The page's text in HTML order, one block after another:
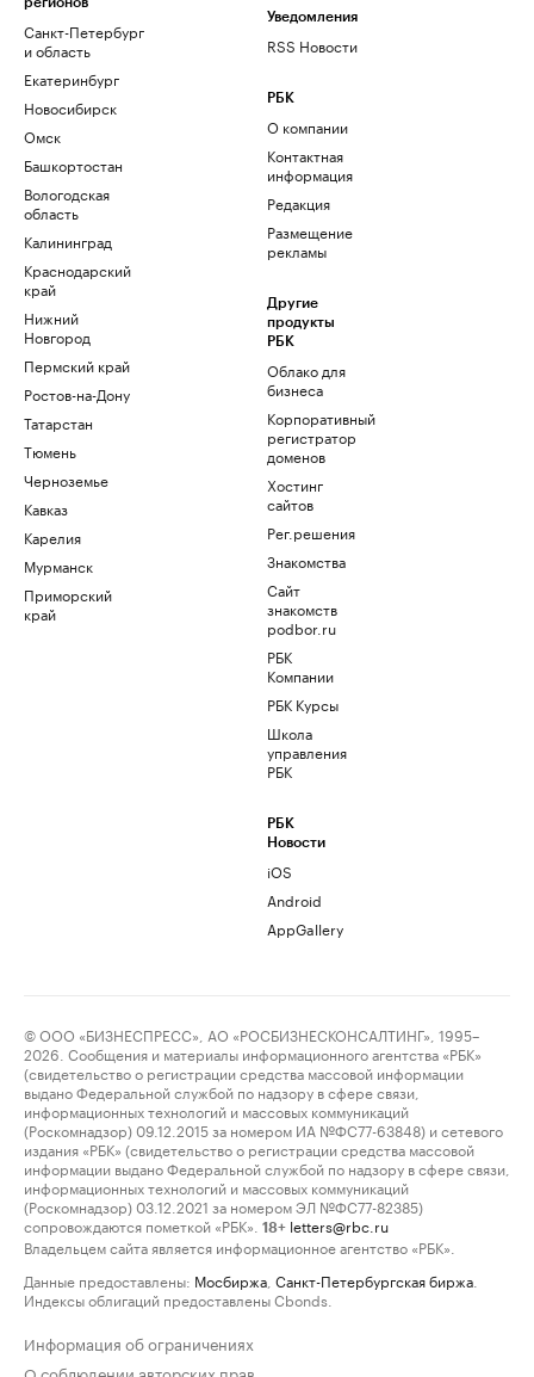
Санкт-Петербург
и область
Екатеринбург
Новосибирск
Омск
Башкортостан
Вологодская
область
Калининград
Краснодарский
край
Нижний
Новгород
Пермский край
Ростов-на-Дону
Татарстан
Тюмень
Черноземье
Кавказ
Карелия
Мурманск
Приморский
край
Уведомления
RSS Новости
РБК
О компании
Контактная
информация
Редакция
Размещение
рекламы
Другие
продукты
РБК
Облако для
бизнеса
Корпоративный
регистратор
доменов
Хостинг
сайтов
Рег.решения
Знакомства
Сайт
знакомств
podbor.ru
РБК
Компании
РБК Курсы
Школа
управления
РБК
РБК
Новости
iOS
Android
AppGallery
© ООО «БИЗНЕСПРЕСС», АО «РОСБИЗНЕСКОНСАЛТИНГ», 1995–
2026. Сообщения и материалы информационного агентства «РБК»
(свидетельство о регистрации средства массовой информации
выдано Федеральной службой по надзору в сфере связи,
информационных технологий и массовых коммуникаций
(Роскомнадзор) 09.12.2015 за номером ИА №ФС77-63848) и сетевого
издания «РБК» (свидетельство о регистрации средства массовой
информации выдано Федеральной службой по надзору в сфере связи,
информационных технологий и массовых коммуникаций
(Роскомнадзор) 03.12.2021 за номером ЭЛ №ФС77-82385)
сопровождаются пометкой «РБК».
18+ letters@rbc.ru
Владельцем сайта является информационное агентство «РБК».
Данные предоставлены: Мосбиржа Санкт-Петербургская биржа
Индексы облигаций предоставлены Cbonds.
Информация об ограничениях
О соблюдении авторских прав